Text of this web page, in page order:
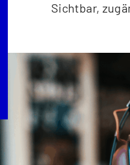
Sichtbar,